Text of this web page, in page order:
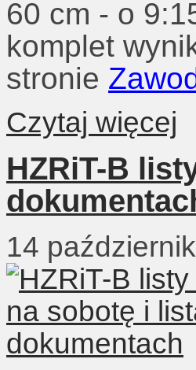
60 cm - o
komplet
stronie
Czytaj więcej
HZRiT-B
14